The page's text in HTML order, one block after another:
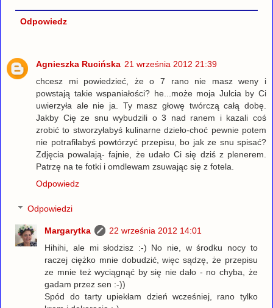
Odpowiedz
Agnieszka Rucińska 21 września 2012 21:39
chcesz mi powiedzieć, że o 7 rano nie masz weny i
powstają takie wspaniałości? he...może moja Julcia by Ci
uwierzyła ale nie ja. Ty masz głowę twórczą całą dobę.
Jakby Cię ze snu wybudzili o 3 nad ranem i kazali coś
zrobić to stworzyłabyś kulinarne dzieło-choć pewnie potem
nie potrafiłabyś powtórzyć przepisu, bo jak ze snu spisać?
Zdjęcia powalają- fajnie, że udało Ci się dziś z plenerem.
Patrzę na te fotki i omdlewam zsuwając się z fotela.
Odpowiedz
Odpowiedzi
Margarytka
22 września 2012 14:01
Hihihi, ale mi słodzisz :-) No nie, w środku nocy to
raczej ciężko mnie dobudzić, więc sądzę, że przepisu
ze mnie też wyciągnąć by się nie dało - no chyba, że
gadam przez sen :-))
Spód do tarty upiekłam dzień wcześniej, rano tylko